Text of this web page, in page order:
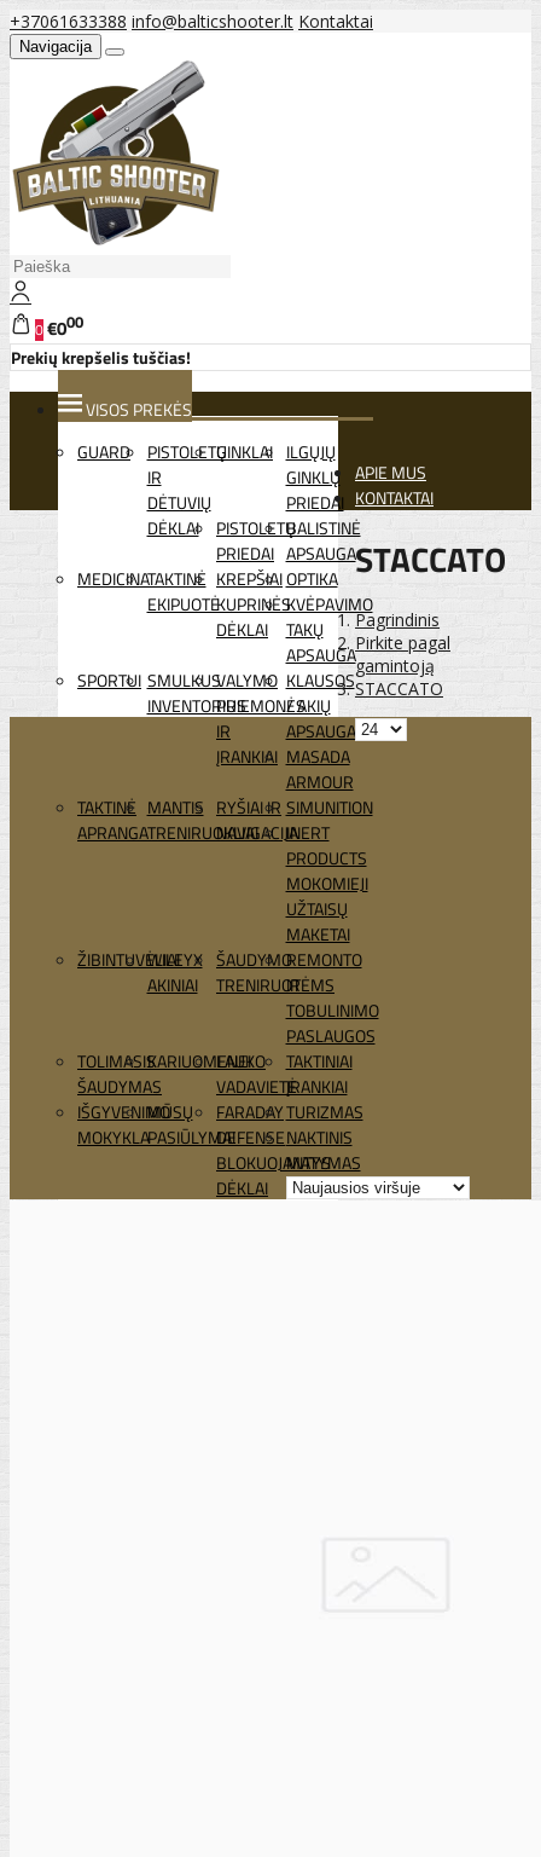
+37061633388 info@balticshooter.lt Kontaktai
Navigacija
0€000
Prekių krepšelis tuščias!
VISOS PREKĖS
GUARD
PISTOLETŲ
IR
DĖTUVIŲ
DĖKLAI
GINKLAI ILGŲJŲ
GINKLŲ
PRIEDAI
PISTOLETŲ
PRIEDAI
BALISTINĖ
APSAUGA
MEDICINATAKTINĖ
EKIPUOTĖ
KREPŠIAI
KUPRINĖS
DĖKLAI
OPTIKA
KVĖPAVIMO
TAKŲ
APSAUGA
SPORTUI SMULKUS
INVENTORIUS
VALYMO
PRIEMONĖS
IR
ĮRANKIAI
KLAUSOS
/ AKIŲ
APSAUGA
MASADA
ARMOUR
TAKTINĖ
APRANGA
MANTIS
TRENIRUOKLIAI
RYŠIAI IR
NAVIGACIJA
SIMUNITION
INERT
PRODUCTS
MOKOMIEJI
UŽTAISŲ
MAKETAI
ŽIBINTUVĖLIAI
WILEYX
AKINIAI
ŠAUDYMO
TRENIRUOTĖMS
REMONTO
IR
TOBULINIMO
PASLAUGOS
TOLIMASIS
ŠAUDYMAS
KARIUOMENEI
LAUKO
VADAVIETĖ
TAKTINIAI
ĮRANKIAI
IŠGYVENIMO
MOKYKLA
MŪSŲ
PASIŪLYMAI
FARADAY
DEFENSE
BLOKUOJANTYS
DĖKLAI
TURIZMAS
NAKTINIS
MATYMAS
APIE MUS
KONTAKTAI
STACCATO
Pagrindinis
Pirkite pagal
gamintoją
STACCATO